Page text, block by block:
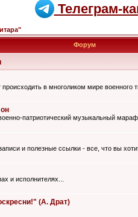
Телеграм-
Форум
в многоликом мире военного
патриотический музыкальный
и полезные ссылки - все, что вы
и исполнителях...
(А. Драт)